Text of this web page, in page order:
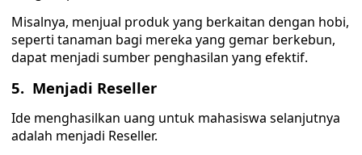
Misalnya, menjual produk yang berkaitan dengan hobi,
seperti tanaman bagi mereka yang gemar berkebun,
dapat menjadi sumber penghasilan yang efektif.
5. Menjadi Reseller
Ide menghasilkan uang untuk mahasiswa selanjutnya
adalah menjadi Reseller.